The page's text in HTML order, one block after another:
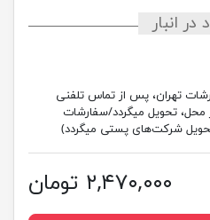
انبار
(سفارشات تهران، پس از تماس تلفنی
تحویل میگردد/سفارشات
شرکت‌های پستی میگردد)
۲,۴۷۰,۰۰۰ تومان